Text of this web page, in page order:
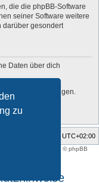
zu
die die phpBB-Software
seiner Software weitere
darüber gesondert
Daten über dich
Daten verlangen.
UTC+02:00
® Forum Software © phpBB